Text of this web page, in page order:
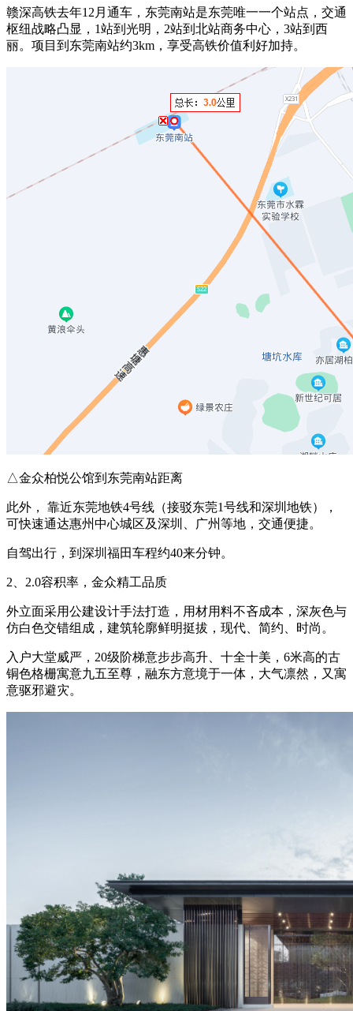
赣深高铁去年12月通车，东莞南站是东莞唯一一个站点，交通
枢纽战略凸显，1站到光明，2站到北站商务中心，3站到西
丽。项目到东莞南站约3km，享受高铁价值利好加持。
△金众柏悦公馆到东莞南站距离
此外， 靠近东莞地铁4号线（接驳东莞1号线和深圳地铁），
可快速通达惠州中心城区及深圳、广州等地，交通便捷。
自驾出行，到深圳福田车程约40来分钟。
2、2.0容积率，金众精工品质
外立面采用公建设计手法打造，用材用料不吝成本，深灰色与
仿白色交错组成，建筑轮廓鲜明挺拔，现代、简约、时尚。
入户大堂威严，20级阶梯意步步高升、十全十美，6米高的古
铜色格栅寓意九五至尊，融东方意境于一体，大气凛然，又寓
意驱邪避灾。